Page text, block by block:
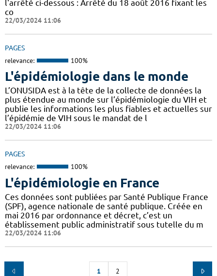
l'arrêté ci-dessous : Arrêté du 18 août 2016 fixant les
co
22/03/2024 11:06
PAGES
relevance: 100%
L'épidémiologie dans le monde
L’ONUSIDA est à la tête de la collecte de données la
plus étendue au monde sur l’épidémiologie du VIH et
publie les informations les plus fiables et actuelles sur
l’épidémie de VIH sous le mandat de l
22/03/2024 11:06
PAGES
relevance: 100%
L'épidémiologie en France
Ces données sont publiées par Santé Publique France
(SPF), agence nationale de santé publique. Créée en
mai 2016 par ordonnance et décret, c’est un
établissement public administratif sous tutelle du m
22/03/2024 11:06
1 2